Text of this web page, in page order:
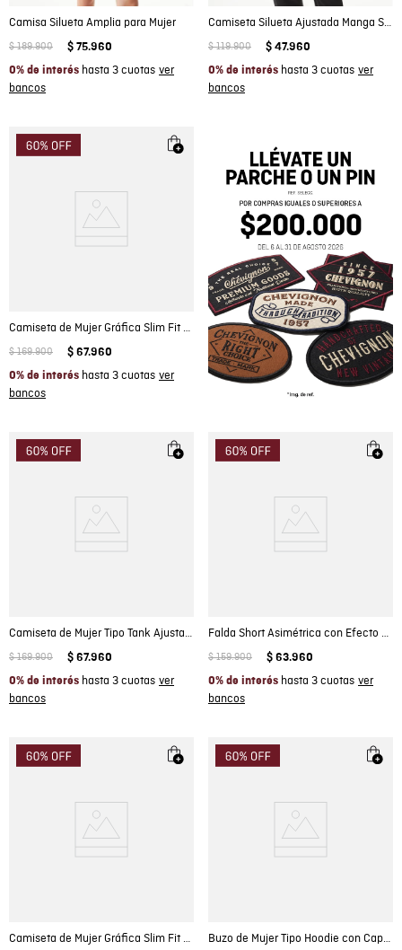
Camisa Silueta Amplia para Mujer
$ 189.900 $ 75.960
0% de interés hasta 3 cuotas
Camiseta Silueta Ajustada Manga Sisa con Brillo para Mujer
$ 119.900 $ 47.960
0% de interés hasta 3 cuotas
Camiseta de Mujer Gráfica Slim Fit Cuello Redondo con Flores Velveteen Localizado en Algodón
$ 169.900 $ 67.960
0% de interés hasta 3 cuotas
Camiseta de Mujer Tipo Tank Ajustada con Prendedor Removible Textura Acanalada en Mezcla de Algodón Madres
$ 169.900 $ 67.960
0% de interés hasta 3 cuotas
Falda Short Asimétrica con Efecto Brillante para Mujer
$ 159.900 $ 63.960
0% de interés hasta 3 cuotas
Camiseta de Mujer Gráfica Slim Fit Cuello Redondo Look Preppy con Parches Bordados en Algodón Buzo de Mujer Tipo Hoodie con Capucha Loose Fit Animal Print Flock Piedras en Mezcla de Algodón